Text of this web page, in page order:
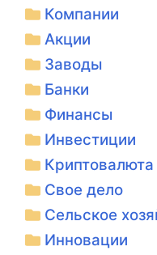
Компании
Акции
Заводы
Банки
Финансы
Инвестиции
Криптовалюта
Свое дело
Сельское
Инновации